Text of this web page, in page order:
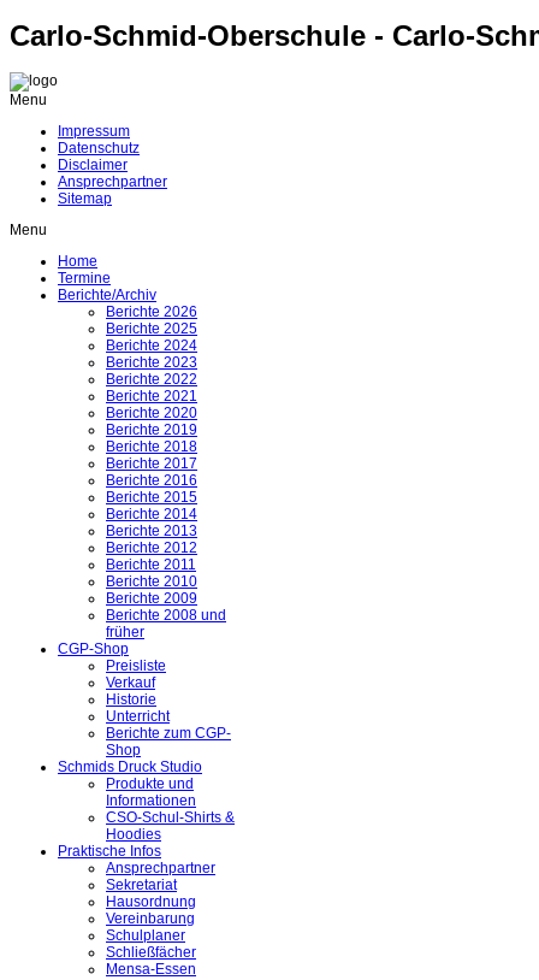
Carlo-Schmid-Oberschule - Carlo-
Menu
Impressum
Datenschutz
Disclaimer
Ansprechpartner
Sitemap
Menu
Home
Termine
Berichte/Archiv
Berichte 2026
Berichte 2025
Berichte 2024
Berichte 2023
Berichte 2022
Berichte 2021
Berichte 2020
Berichte 2019
Berichte 2018
Berichte 2017
Berichte 2016
Berichte 2015
Berichte 2014
Berichte 2013
Berichte 2012
Berichte 2011
Berichte 2010
Berichte 2009
Berichte 2008 und
früher
CGP-Shop
Preisliste
Verkauf
Historie
Unterricht
Berichte zum CGP-
Shop
Schmids Druck Studio
Produkte und
Informationen
CSO-Schul-Shirts &
Hoodies
Praktische Infos
Ansprechpartner
Sekretariat
Hausordnung
Vereinbarung
Schulplaner
Schließfächer
Mensa-Essen